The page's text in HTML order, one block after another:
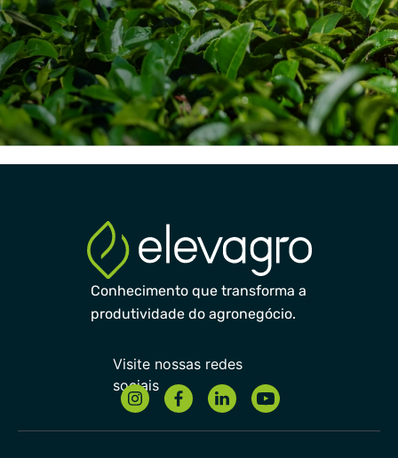
Conhecimento que transforma a
produtividade do agronegócio.